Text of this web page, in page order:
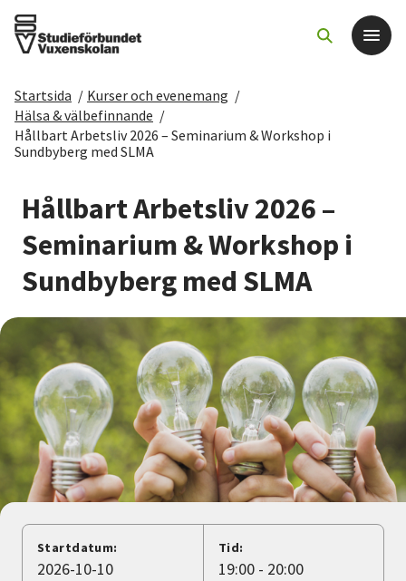
Det här gör vi
För dig som
Sök kurser och evenemang
Om SV
Starta studiecirkel
Cirkelledare
Nyheter
Avdelningar
Lyssna
Startsida / Kurser och evenemang /
Hälsa & välbefinnande /
Hållbart Arbetsliv 2026 – Seminarium & Workshop i
Sundbyberg med SLMA
Hållbart Arbetsliv 2026 –
Seminarium & Workshop i
Sundbyberg med SLMA
Startdatum:
2026-10-10
Tid:
19:00 - 20:00